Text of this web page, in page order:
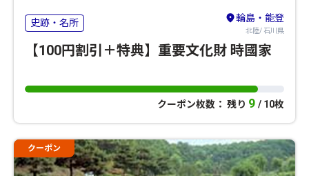
史跡・名所 輪島・能登
北陸/ 石川県
【100円割引＋特典】重要文化財 時國家
クーポン枚数： 残り 9 / 10枚
クーポン